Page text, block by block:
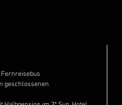
geschlossenen